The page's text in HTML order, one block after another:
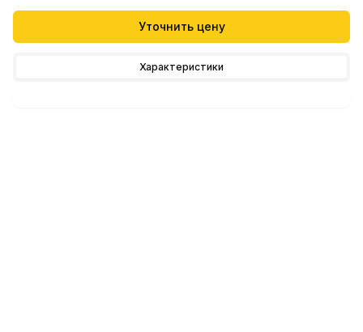
Уточнить цену
Характеристики